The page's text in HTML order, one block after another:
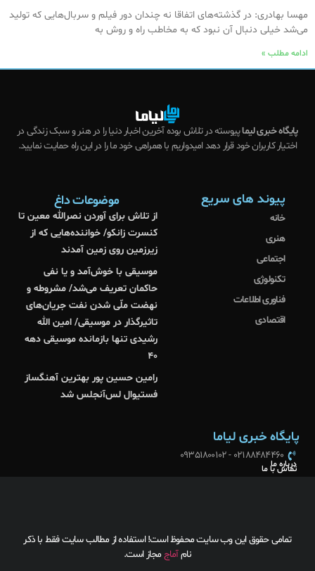
مهسا بهادری: در گذشته‌های اتفاقا نه چندان دور فیلم و سربال‌هایی که تولید
می‌شد خیلی دنبال آن نبود که به مخاطب راه و روش به
ادامه مطلب »
پایگاه خبری لیماپیوسته در تلاش بوده آخرین اخبار دنیا را در هنر و سبک زندگی در
اختیار کاربران خود قرار دهد امیدواریم با همراهی خود ما را در این راه حمایت نمایید.
پیوند های سریع
خانه
هنری
اجتماعی
تکنولوژی
فناوری اطلاعات
اقتصادی
موضوعات داغ
از تلاش برای آوردن نصرالله معین تا
کنسرت زانکو/ خواننده‌هایی که از
زیرزمین روی زمین آمدند
موسیقی با خوش‌آمد و یا نفی
حاکمان تعریف می‌شد/ مشروطه و
نهضت ملّی شدن نفت جریان‌های
تاثیرگذار در موسیقی/ امین الله
رشیدی تنها بازمانده موسیقی دهه
۴۰
رامین حسین پور بهترین آهنگساز
فستیوال لس‌آنجلس شد
پایگاه خبری لیاما
02188484460 - 09351800102
درباره ما
تماس با ما
تمامی حقوق این وب سایت محفوظ است! استفاده از مطالب سایت فقط با ذکر
نامآماجمجاز است.